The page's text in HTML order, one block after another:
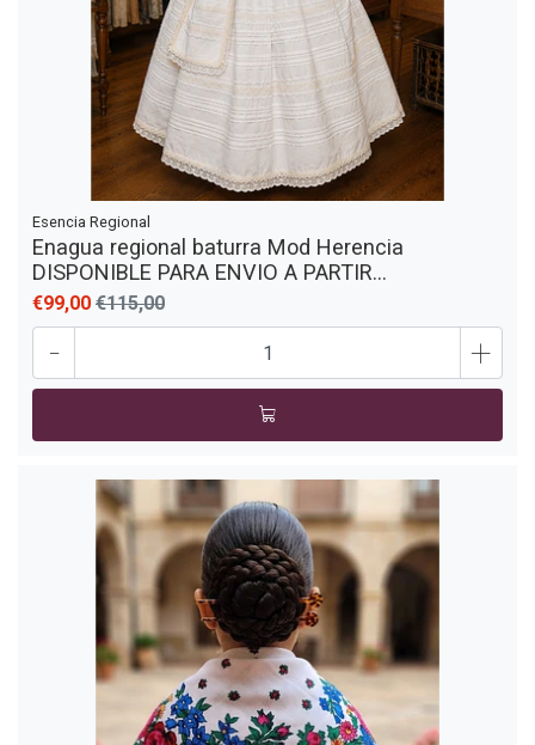
Esencia Regional
Enagua regional baturra Mod Herencia
DISPONIBLE PARA ENVIO A PARTIR...
€99,00 €115,00
- +